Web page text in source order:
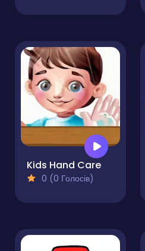
Kids Hand Care
0 (0 Голосів)